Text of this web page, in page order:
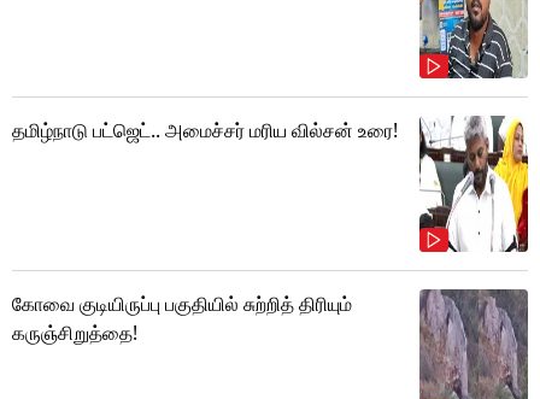
தமிழ்நாடு பட்ஜெட்.. அமைச்சர் மரிய வில்சன் உரை!
கோவை குடியிருப்பு பகுதியில் சுற்றித் திரியும்
கருஞ்சிறுத்தை!